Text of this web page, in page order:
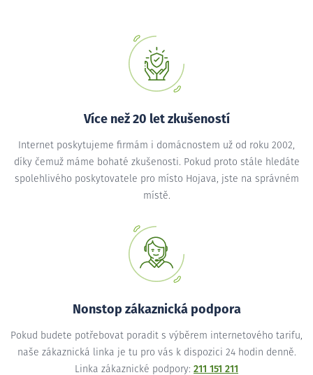
Více než 20 let zkušeností
Internet poskytujeme firmám i domácnostem už od roku 2002,
díky čemuž máme bohaté zkušenosti. Pokud proto stále hledáte
spolehlivého poskytovatele pro místo Hojava, jste na správném
místě.
Nonstop zákaznická podpora
Pokud budete potřebovat poradit s výběrem internetového tarifu,
naše zákaznická linka je tu pro vás k dispozici 24 hodin denně.
Linka zákaznické podpory: 211 151 211